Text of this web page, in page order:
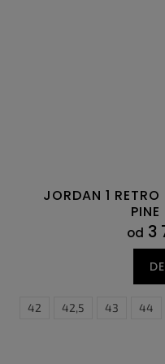
JORDAN 1
PINE
od 3
42 42,5 43 44